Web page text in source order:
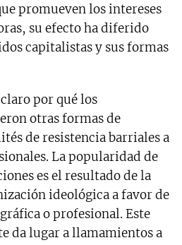
promueven los intereses
su efecto ha diferido
capitalistas y sus formas
por qué los
otras formas de
de resistencia barriales a
La popularidad de
es el resultado de la
ideológica a favor de
o profesional. Este
da lugar a llamamientos a